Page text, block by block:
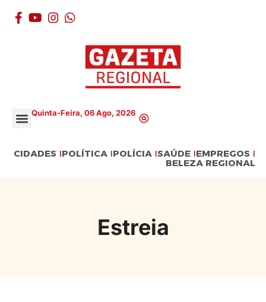
Quinta-Feira, 06 Ago, 2026
CIDADES POLÍTICA POLÍCIA SAÚDE EMPREGOS
BELEZA REGIONAL
Estreia